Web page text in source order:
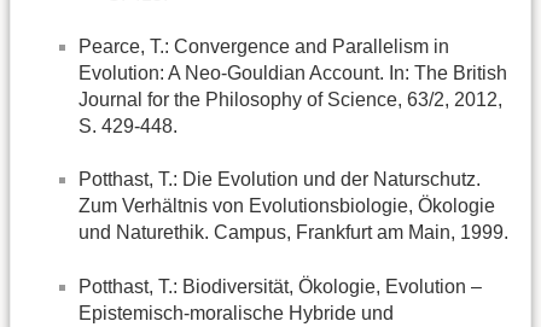
Pearce, T.: Convergence and Parallelism in
Evolution: A Neo-Gouldian Account. In: The British
Journal for the Philosophy of Science, 63/2, 2012,
S. 429-448.
Potthast, T.: Die Evolution und der Naturschutz.
Zum Verhältnis von Evolutionsbiologie, Ökologie
und Naturethik. Campus, Frankfurt am Main, 1999.
Potthast, T.: Biodiversität, Ökologie, Evolution –
Epistemisch-moralische Hybride und